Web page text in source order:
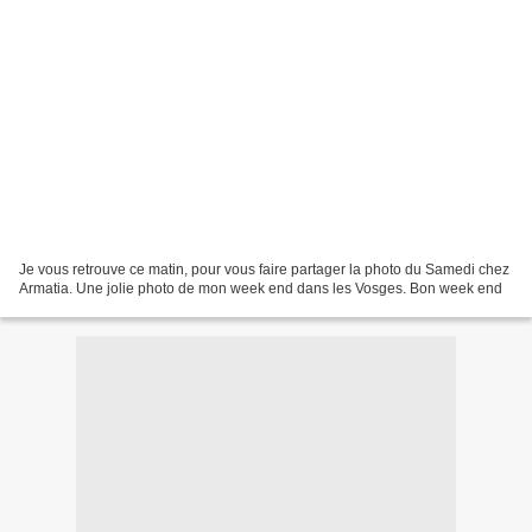
Je vous retrouve ce matin, pour vous faire partager la photo du Samedi chez
Armatia. Une jolie photo de mon week end dans les Vosges. Bon week end